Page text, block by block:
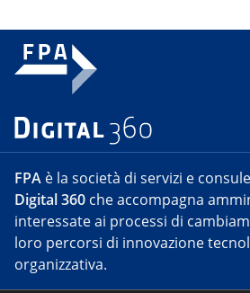
FPA è la società di servizi e
Digital 360 che accompagna
interessate ai processi di
loro percorsi di innovazione
organizzativa.